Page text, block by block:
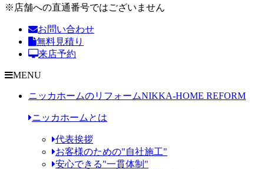
※店舗への直通番号ではございません
お問い合わせ
無料見積り
来店予約
MENU
ニッカホームのリフォームNIKKA-HOME REFORM
ニッカホームとは
代表挨拶
お客様のための"自社施工"
安心できる"一貫体制"